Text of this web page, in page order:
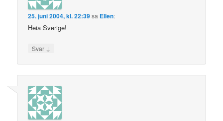
25. juni 2004, kl. 22:39sa Ellen:
Heia Sverige!
Svar ↓